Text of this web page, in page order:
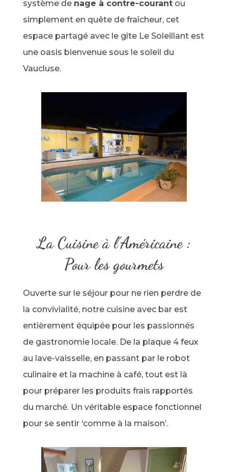
système de nage à contre-courantou
simplement en quête de fraîcheur, cet
espace partagé avec le gîte Le Soleillant est
une oasis bienvenue sous le soleil du
Vaucluse.
La Cuisine à l’Américaine :
Pour les gourmets
Ouverte sur le séjour pour ne rien perdre de
la convivialité, notre cuisine avec bar est
entièrement équipée pour les passionnés
de gastronomie locale. De la plaque 4 feux
au lave-vaisselle, en passant par le robot
culinaire et la machine à café, tout est là
pour préparer les produits frais rapportés
du marché. Un véritable espace fonctionnel
pour se sentir ‘comme à la maison’.